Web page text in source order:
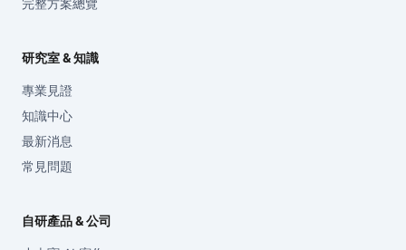
完整方案總覽
研究室 & 知識
專業見證
知識中心
最新消息
常見問題
自研產品 & 公司